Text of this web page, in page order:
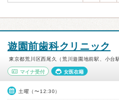
遊園前歯科クリニック
東京都荒川区西尾久（荒川遊園地前駅、小台
マイナ受付 女医在籍
土曜（〜12:30）